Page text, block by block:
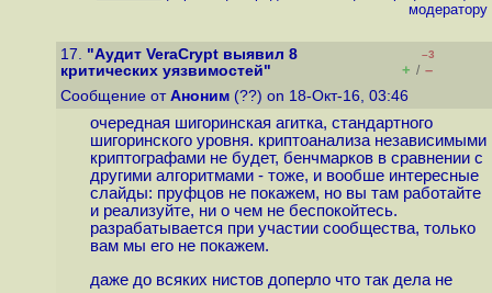
модератору
17. "Аудит VeraCrypt выявил 8
критических уязвимостей"
–3
+ / –
Сообщение от Аноним (??) on 18-Окт-16, 03:46
очередная шигоринская агитка, стандартного
шигоринского уровня. криптоанализа независимыми
криптографами не будет, бенчмарков в сравнении с
другими алгоритмами - тоже, и вообше интересные
слайды: пруфцов не покажем, но вы там работайте
и реализуйте, ни о чем не беспокойтесь.
разрабатывается при участии сообщества, только
вам мы его не покажем.
даже до всяких нистов доперло что так дела не